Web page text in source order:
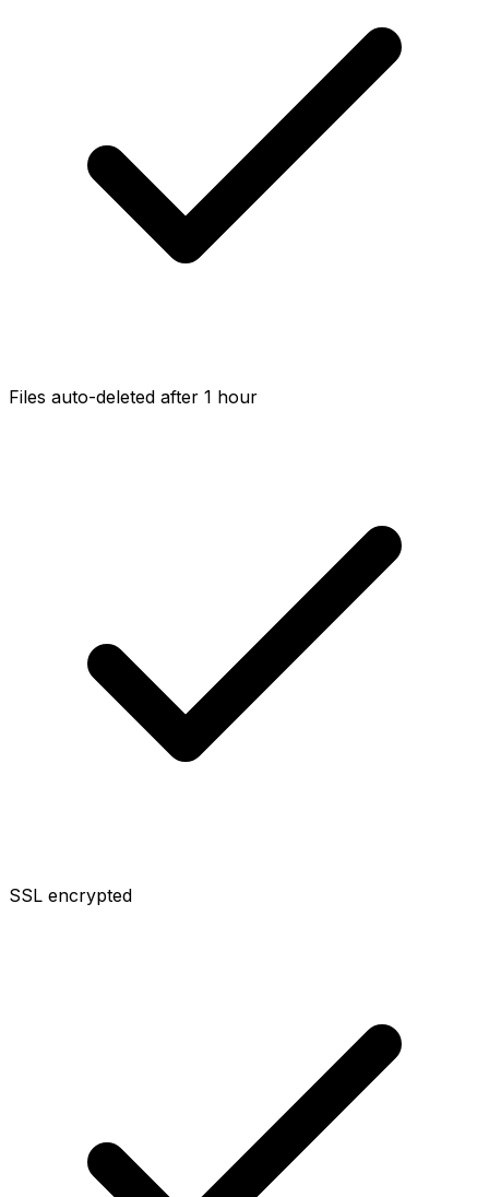
Files auto-deleted after 1 hour
SSL encrypted